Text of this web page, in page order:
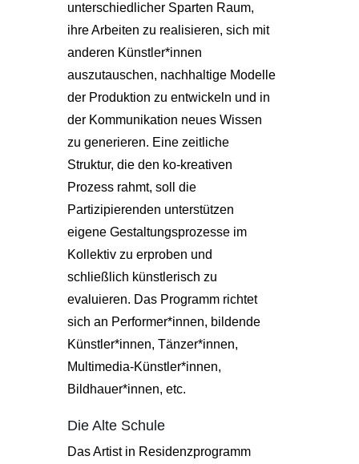
unterschiedlicher Sparten Raum,
ihre Arbeiten zu realisieren, sich mit
anderen Künstler*innen
auszutauschen, nachhaltige Modelle
der Produktion zu entwickeln und in
der Kommunikation neues Wissen
zu generieren. Eine zeitliche
Struktur, die den ko-kreativen
Prozess rahmt, soll die
Partizipierenden unterstützen
eigene Gestaltungsprozesse im
Kollektiv zu erproben und
schließlich künstlerisch zu
evaluieren. Das Programm richtet
sich an Performer*innen, bildende
Künstler*innen, Tänzer*innen,
Multimedia-Künstler*innen,
Bildhauer*innen, etc.
Die Alte Schule
Das Artist in Residenzprogramm